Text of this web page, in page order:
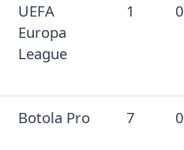
UEFA
Europa
League
1 0
Botola Pro 7 0